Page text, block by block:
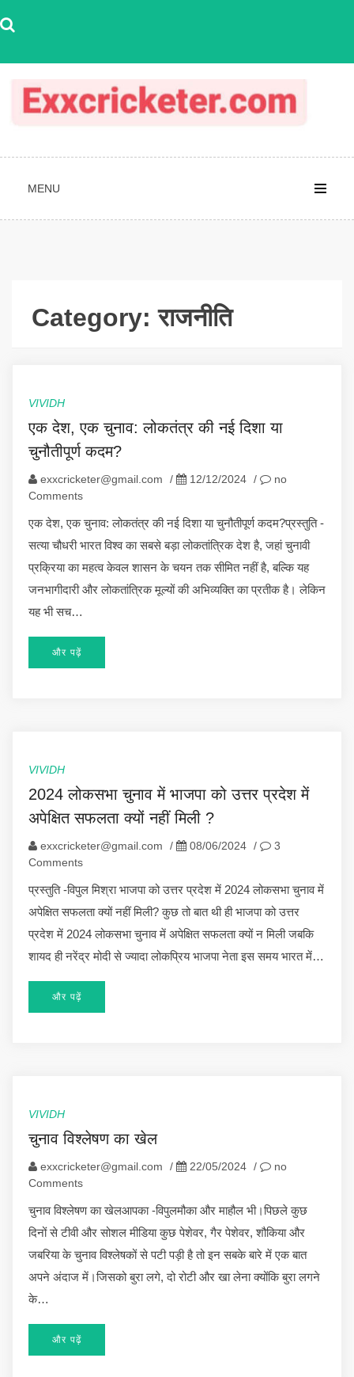
to
MENU
Category:राजनीति
VIVIDH
एक देश, एक चुनाव: लोकतंत्र की नई दिशा या
चुनौतीपूर्ण कदम?
exxcricketer@gmail.com / 12/12/2024 /
no
Comments
एक देश, एक चुनाव: लोकतंत्र की नई दिशा या चुनौतीपूर्ण कदम?प्रस्तुति -
सत्या चौधरी भारत विश्व का सबसे बड़ा लोकतांत्रिक देश है, जहां चुनावी
प्रक्रिया का महत्व केवल शासन के चयन तक सीमित नहीं है, बल्कि यह
जनभागीदारी और लोकतांत्रिक मूल्यों की अभिव्यक्ति का प्रतीक है। लेकिन
यह भी सच…
और पढ़ें
VIVIDH
2024 लोकसभा चुनाव में भाजपा को उत्तर प्रदेश में
अपेक्षित सफलता क्यों नहीं मिली ?
exxcricketer@gmail.com / 08/06/2024 /
3
Comments
प्रस्तुति -विपुल मिश्रा भाजपा को उत्तर प्रदेश में 2024 लोकसभा चुनाव में
अपेक्षित सफलता क्यों नहीं मिली? कुछ तो बात थी ही भाजपा को उत्तर
प्रदेश में 2024 लोकसभा चुनाव में अपेक्षित सफलता क्यों न मिली जबकि
शायद ही नरेंद्र मोदी से ज्यादा लोकप्रिय भाजपा नेता इस समय भारत में…
और पढ़ें
VIVIDH
चुनाव विश्लेषण का खेल
exxcricketer@gmail.com / 22/05/2024 /
no
Comments
चुनाव विश्लेषण का खेलआपका -विपुलमौका और माहौल भी।पिछले कुछ
दिनों से टीवी और सोशल मीडिया कुछ पेशेवर, गैर पेशेवर, शौकिया और
जबरिया के चुनाव विश्लेषकों से पटी पड़ी है तो इन सबके बारे में एक बात
अपने अंदाज में।जिसको बुरा लगे, दो रोटी और खा लेना क्योंकि बुरा लगने
के…
और पढ़ें